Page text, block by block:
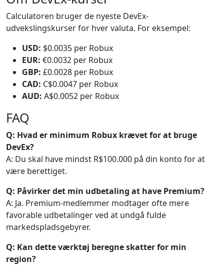
Calculatoren bruger de nyeste DevEx-
udvekslingskurser for hver valuta. For eksempel:
USD: $0.0035 per Robux
EUR: €0.0032 per Robux
GBP: £0.0028 per Robux
CAD: C$0.0047 per Robux
AUD: A$0.0052 per Robux
FAQ
Q: Hvad er minimum Robux krævet for at bruge
DevEx?
A: Du skal have mindst R$100.000 på din konto for at
være berettiget.
Q: Påvirker det min udbetaling at have Premium?
A: Ja. Premium-medlemmer modtager ofte mere
favorable udbetalinger ved at undgå fulde
markedspladsgebyrer.
Q: Kan dette værktøj beregne skatter for min
region?